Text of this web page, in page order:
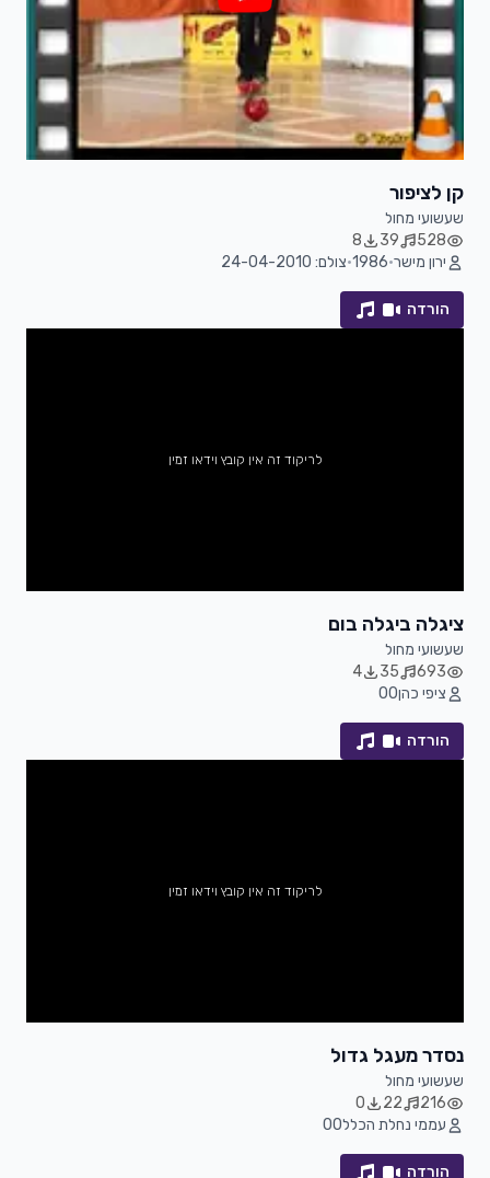
קן לציפור
שעשועי מחול
528
39
8
ירון מישר•
1986
•צולם: 24-04-2010
הורדה
לריקוד זה אין קובץ וידאו זמין
ציגלה ביגלה בום
שעשועי מחול
693
35
4
ציפי כהן 00
הורדה
לריקוד זה אין קובץ וידאו זמין
נסדר מעגל גדול
שעשועי מחול
216
22
0
עממי נחלת הכלל 00
הורדה